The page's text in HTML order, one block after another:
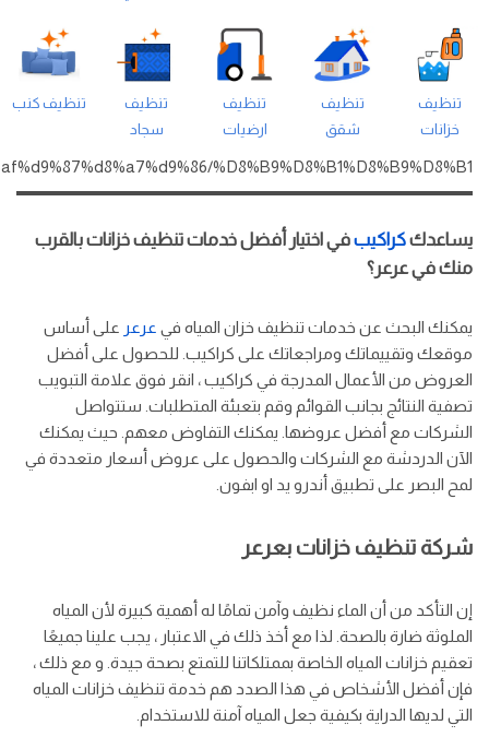
تنظيف
خزانات
تنظيف
شقق
تنظيف
ارضيات
تنظيف
سجاد
تنظيف كنب
%D8%B9%D8%B1%D8%B9%D8%B1/
يساعدككراكيبفي اختيار أفضل خدمات تنظيف خزانات بالقرب
منك في عرعر؟
يمكنك البحث عن خدمات تنظيف خزان المياه في عرعر على أساس
موقعك وتقييماتك ومراجعاتك على كراكيب. للحصول على أفضل
العروض من الأعمال المدرجة في كراكيب ، انقر فوق علامة التبويب
تصفية النتائج بجانب القوائم وقم بتعبئة المتطلبات. ستتواصل
الشركات مع أفضل عروضها. يمكنك التفاوض معهم. حيث يمكنك
الآن الدردشة مع الشركات والحصول على عروض أسعار متعددة في
لمح البصر على تطبيق أندرو يد او ابفون.
شركة تنظيف خزانات بعرعر
إن التأكد من أن الماء نظيف وآمن تمامًا له أهمية كبيرة لأن المياه
الملوثة ضارة بالصحة. لذا مع أخذ ذلك في الاعتبار ، يجب علينا جميعًا
تعقيم خزانات المياه الخاصة بممتلكاتنا للتمتع بصحة جيدة. و مع ذلك ،
فإن أفضل الأشخاص في هذا الصدد هم خدمة تنظيف خزانات المياه
التي لديها الدراية بكيفية جعل المياه آمنة للاستخدام.